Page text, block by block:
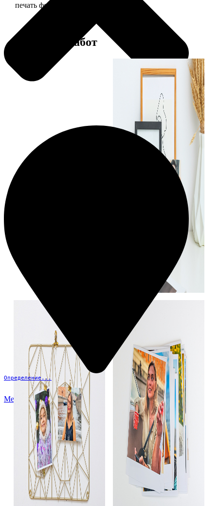
Определение...
Меню
печать фото 15х20
Примеры работ